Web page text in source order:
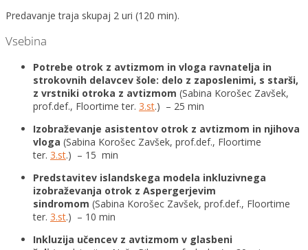
Predavanje traja skupaj 2 uri (120 min).
Vsebina
Potrebe otrok z avtizmom in vloga ravnatelja in
strokovnih delavcev šole: delo z zaposlenimi, s starši,
z vrstniki otroka z avtizmom (Sabina Korošec Zavšek,
prof.def., Floortime ter. 3.st.) – 25 min
Izobraževanje asistentov otrok z avtizmom in njihova
vloga (Sabina Korošec Zavšek, prof.def., Floortime
ter. 3.st.) – 15 min
Predstavitev islandskega modela inkluzivnega
izobraževanja otrok z Aspergerjevim
sindromom (Sabina Korošec Zavšek, prof.def., Floortime
ter. 3.st.) – 10 min
Inkluzija učencev z avtizmom v glasbeni